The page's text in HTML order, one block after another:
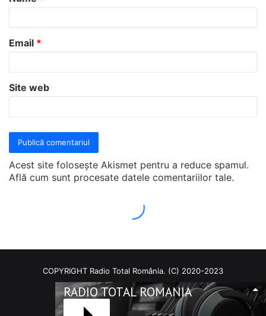
COPYRIGHT Radio Total România. (C) 2020-2023
Facebook
RSS
RADIO TOTAL ROMANIA